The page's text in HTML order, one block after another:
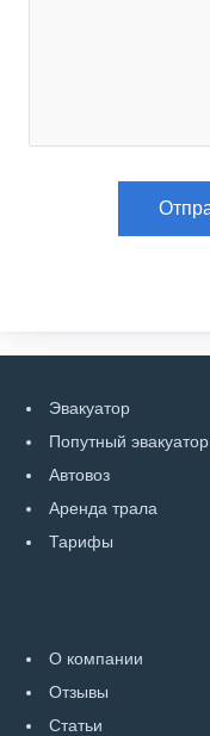
Эвакуатор
Попутный эвакуатор
Автовоз
Аренда трала
Тарифы
О компании
Отзывы
Статьи